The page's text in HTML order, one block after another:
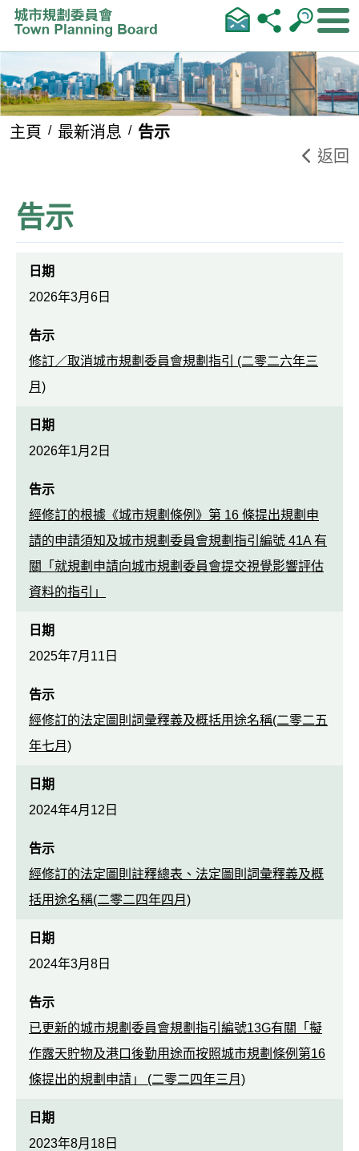
跳到內容
主頁 最新消息
告示
返回
告示
日期
2026年3月6日
告示
修訂／取消城市規劃委員會規劃指引 (二零二六年三
月)
日期
2026年1月2日
告示
經修訂的根據《城市規劃條例》第 16 條提出規劃申
請的申請須知及城市規劃委員會規劃指引編號 41A 有
關「就規劃申請向城市規劃委員會提交視覺影響評估
資料的指引」
日期
2025年7月11日
告示
經修訂的法定圖則詞彙釋義及概括用途名稱(二零二五
年七月)
日期
2024年4月12日
告示
經修訂的法定圖則註釋總表、法定圖則詞彙釋義及概
括用途名稱(二零二四年四月)
日期
2024年3月8日
告示
已更新的城市規劃委員會規劃指引編號13G有關「擬
作露天貯物及港口後勤用途而按照城市規劃條例第16
條提出的規劃申請」 (二零二四年三月)
日期
2023年8月18日